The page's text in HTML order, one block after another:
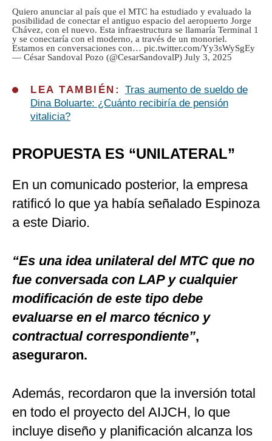
Quiero anunciar al país que el MTC ha estudiado y evaluado la
posibilidad de conectar el antiguo espacio del aeropuerto Jorge
Chávez, con el nuevo. Esta infraestructura se llamaría Terminal 1
y se conectaría con el moderno, a través de un monoriel.
Estamos en conversaciones con… pic.twitter.com/Yy3sWySgEy
— César Sandoval Pozo (@CesarSandovalP) July 3, 2025
LEA TAMBIÉN: Tras aumento de sueldo de
Dina Boluarte: ¿Cuánto recibiría de pensión
vitalicia?
PROPUESTA ES “UNILATERAL”
En un comunicado posterior, la empresa
ratificó lo que ya había señalado Espinoza
a este Diario.
“Es una idea unilateral del MTC que no
fue conversada con LAP y cualquier
modificación de este tipo debe
evaluarse en el marco técnico y
contractual correspondiente”,
aseguraron.
Además, recordaron que la inversión total
en todo el proyecto del AIJCH, lo que
incluye diseño y planificación alcanza los